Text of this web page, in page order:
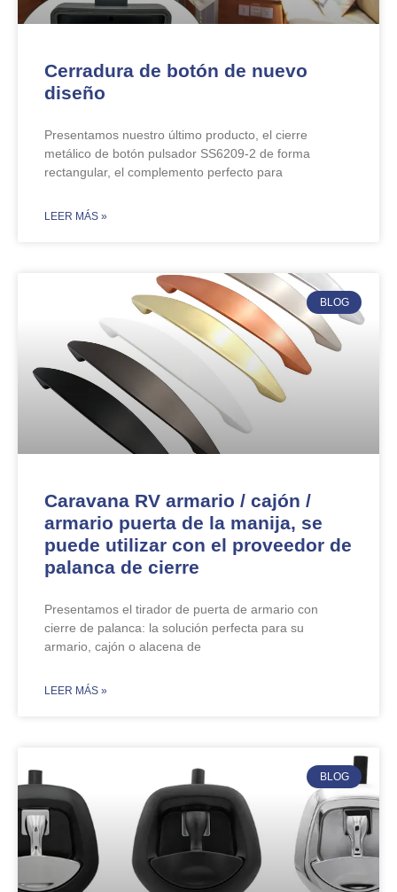
Cerradura de botón de nuevo
diseño
Presentamos nuestro último producto, el cierre
metálico de botón pulsador SS6209-2 de forma
rectangular, el complemento perfecto para
​LEER MÁS »
BLOG
Caravana RV armario / cajón /
armario puerta de la manija, se
puede utilizar con el proveedor de
palanca de cierre
Presentamos el tirador de puerta de armario con
cierre de palanca: la solución perfecta para su
armario, cajón o alacena de
​LEER MÁS »
BLOG